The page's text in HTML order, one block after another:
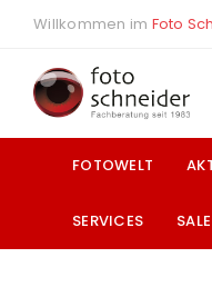
Willkommen im Foto
FOTOWELT
SERVICES SALE